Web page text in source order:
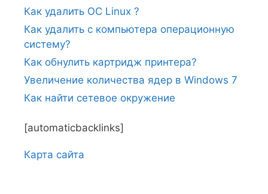
Как удалить ОС Linux ?
Как удалить с компьютера операционную
систему?
Как обнулить картридж принтера?
Увеличение количества ядер в Windows 7
Как найти сетевое окружение
[automaticbacklinks]
Карта сайтa